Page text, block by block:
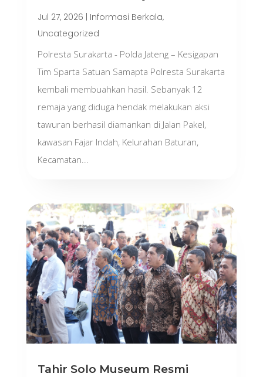
Jul 27, 2026 | Informasi Berkala,
Uncategorized
Polresta Surakarta - Polda Jateng – Kesigapan
Tim Sparta Satuan Samapta Polresta Surakarta
kembali membuahkan hasil. Sebanyak 12
remaja yang diduga hendak melakukan aksi
tawuran berhasil diamankan di Jalan Pakel,
kawasan Fajar Indah, Kelurahan Baturan,
Kecamatan...
Tahir Solo Museum Resmi